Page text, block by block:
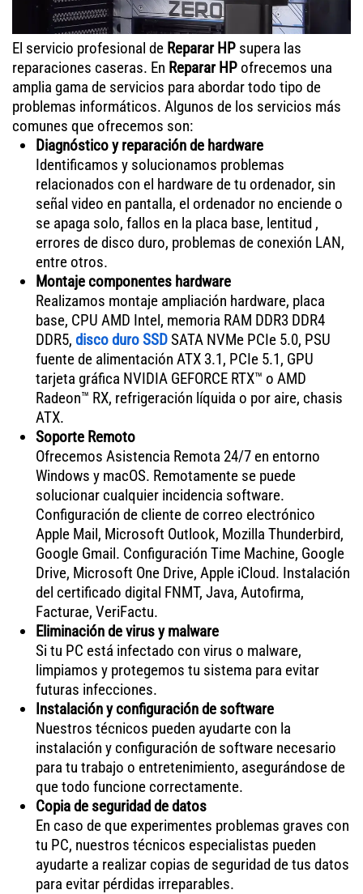
El servicio profesional de Reparar HP supera las
reparaciones caseras. En Reparar HPofrecemos una
amplia gama de servicios para abordar todo tipo de
problemas informáticos. Algunos de los servicios más
comunes que ofrecemos son:
Diagnóstico y reparación de hardware
Identificamos y solucionamos problemas
relacionados con el hardware de tu ordenador, sin
señal video en pantalla, el ordenador no enciende o
se apaga solo, fallos en la placa base, lentitud ,
errores de disco duro, problemas de conexión LAN,
entre otros.
Montaje componentes hardware
Realizamos montaje ampliación hardware, placa
base, CPU AMD Intel, memoria RAM DDR3 DDR4
DDR5, disco duro SSDSATA NVMe PCIe 5.0, PSU
fuente de alimentación ATX 3.1, PCIe 5.1, GPU
tarjeta gráfica NVIDIA GEFORCE RTX™ o AMD
Radeon™ RX, refrigeración líquida o por aire, chasis
ATX.
Soporte Remoto
Ofrecemos Asistencia Remota 24/7 en entorno
Windows y macOS. Remotamente se puede
solucionar cualquier incidencia software.
Configuración de cliente de correo electrónico
Apple Mail, Microsoft Outlook, Mozilla Thunderbird,
Google Gmail. Configuración Time Machine, Google
Drive, Microsoft One Drive, Apple iCloud. Instalación
del certificado digital FNMT, Java, Autofirma,
Facturae, VeriFactu.
Eliminación de virus y malware
Si tu PC está infectado con virus o malware,
limpiamos y protegemos tu sistema para evitar
futuras infecciones.
Instalación y configuración de software
Nuestros técnicos pueden ayudarte con la
instalación y configuración de software necesario
para tu trabajo o entretenimiento, asegurándose de
que todo funcione correctamente.
Copia de seguridad de datos
En caso de que experimentes problemas graves con
tu PC, nuestros técnicos especialistas pueden
ayudarte a realizar copias de seguridad de tus datos
para evitar pérdidas irreparables.